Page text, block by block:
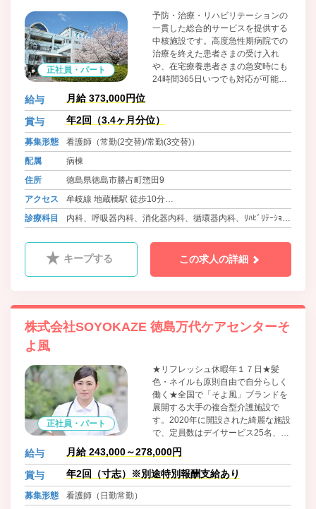
正社員・パート
予防・治療・リハビリテーションの
一貫した総合的サービスを提供する
中核施設です。高度急性期病院での
治療を終えた患者さまの受け入れ
や、在宅療養患者さまの急変時にも
24時間365日いつでも対応が可能
目指しています。
給与 月給 373,000円位
賞与 年2回（3.4ヶ月分位）
募集形態
看護師（常勤(2交替)/常勤(3交替)）
配属
病棟
住所
徳島県徳島市勝占町惣田9
アクセス
牟岐線 地蔵橋駅 徒歩10分
バス 徳島バス 五滝線 勝占町 徒歩2分
診療科目
内科、呼吸器内科、消化器内科、循環器内科、ﾘﾊﾋﾞﾘﾃｰｼｮﾝ
キープする この求人の詳細
株式会社SOYOKAZE 徳島万代ケアセンターそ
よ風
正社員・パート
★リフレッシュ休暇年１７日★髪
色・ネイルも原則自由で自分らしく
働く★全国で「そよ風」ブランドを
展開する大手の複合型介護施設で
す。2020年に開設された綺麗な施設
で、定員数はデイサービス25名、シ
ョートステイ20名とアットホームな
規模感が特徴です。多職種との連携
がスムーズで、職種を超えて相談し
やすい温かい雰囲気に満ちていま
給与 月給 243,000～278,000円
賞与 年2回（寸志）※別途特別報酬支給あり
募集形態
看護師（日勤常勤）